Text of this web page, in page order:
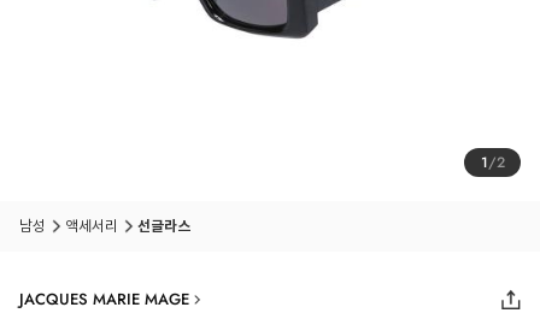
1/2
남성 액세서리 선글라스
JACQUES MARIE MAGE